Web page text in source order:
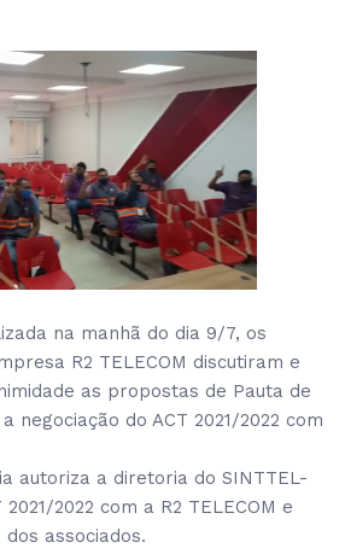
na manhã do dia 9/7, os
R2 TELECOM discutiram e
as propostas de Pauta de
negociação do ACT 2021/2022 com
autoriza a diretoria do SINTTEL-
2022 com a R2 TELECOM e
associados.